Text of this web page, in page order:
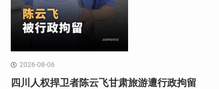
2026-08-06
四川人权捍卫者陈云飞甘肃旅游遭行政拘留